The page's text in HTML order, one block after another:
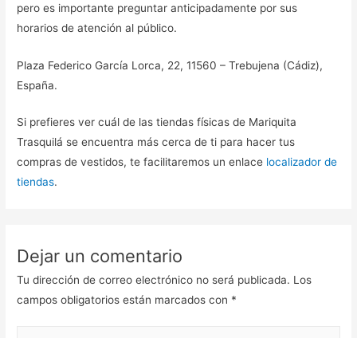
pero es importante preguntar anticipadamente por sus
horarios de atención al público.
Plaza Federico García Lorca, 22, 11560 – Trebujena (Cádiz),
España.
Si prefieres ver cuál de las tiendas físicas de Mariquita
Trasquilá se encuentra más cerca de ti para hacer tus
compras de vestidos, te facilitaremos un enlace localizador de
tiendas.
Dejar un comentario
Tu dirección de correo electrónico no será publicada. Los
campos obligatorios están marcados con *